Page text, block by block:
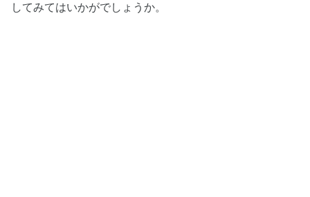
してみてはいかがでしょうか。